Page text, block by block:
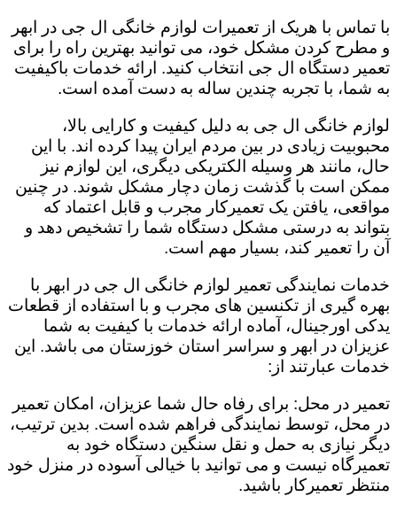
با تماس با هریک از تعمیرات لوازم خانگی ال جی در ابهر
و مطرح کردن مشکل خود، می توانید بهترین راه را برای
تعمیر دستگاه ال جی انتخاب کنید. ارائه خدمات باکیفیت
به شما، با تجربه چندین ساله به دست آمده است.
لوازم خانگی ال جی به دلیل کیفیت و کارایی بالا،
محبوبیت زیادی در بین مردم ایران پیدا کرده اند. با این
حال، مانند هر وسیله الکتریکی دیگری، این لوازم نیز
ممکن است با گذشت زمان دچار مشکل شوند. در چنین
مواقعی، یافتن یک تعمیرکار مجرب و قابل اعتماد که
بتواند به درستی مشکل دستگاه شما را تشخیص دهد و
آن را تعمیر کند، بسیار مهم است.
خدمات نمایندگی تعمیر لوازم خانگی ال جی در ابهر با
بهره گیری از تکنسین های مجرب و با استفاده از قطعات
یدکی اورجینال، آماده ارائه خدمات با کیفیت به شما
عزیزان در ابهر و سراسر استان خوزستان می باشد. این
خدمات عبارتند از:
تعمیر در محل: برای رفاه حال شما عزیزان، امکان تعمیر
در محل، توسط نمایندگی فراهم شده است. بدین ترتیب،
دیگر نیازی به حمل و نقل سنگین دستگاه خود به
تعمیرگاه نیست و می توانید با خیالی آسوده در منزل خود
منتظر تعمیرکار باشید.